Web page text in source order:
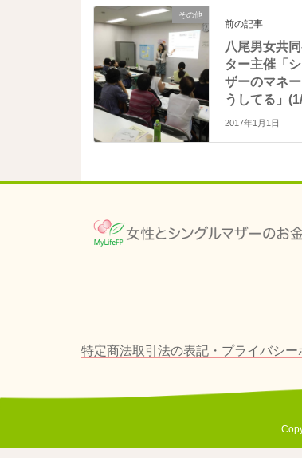
で
開
き
ま
)
(
新
し
ウ
ィ
ン
ド
ウ
で
開
き
ま
す
その他
前の記事
八尾男女共
ター主催「
ザーのマネ
うしてる」
2017年1月1日
特定商法取引法の表記・プライバシー